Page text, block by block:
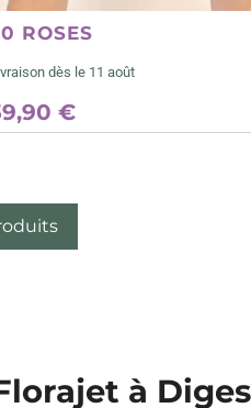
ROSES
dès le 11 août
€
à Diges